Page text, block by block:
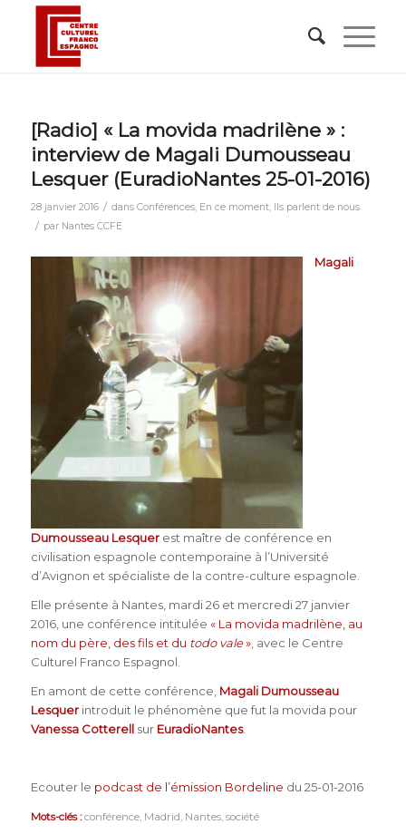
[Radio] « La movida madrilène » :
interview de Magali Dumousseau
Lesquer (EuradioNantes 25-01-2016)
28 janvier 2016 / dans Conférences, En ce moment, Ils parlent de nous
/ par Nantes CCFE
Magali
Dumousseau Lesquerest maître de conférence en
civilisation espagnole contemporaine à l’Université
d’Avignon et spécialiste de la contre-culture espagnole.
Elle présente à Nantes, mardi 26 et mercredi 27 janvier
2016, une conférence intitulée « La movida madrilène, au
nom du père, des fils et du todo vale», avec le Centre
Culturel Franco Espagnol.
En amont de cette conférence, Magali Dumousseau
Lesquerintroduit le phénomène que fut la movida pour
Vanessa Cotterellsur EuradioNantes.
Ecouter le podcast de l’émission Bordeline du 25-01-2016
Mots-clés : conférence, Madrid, Nantes, société